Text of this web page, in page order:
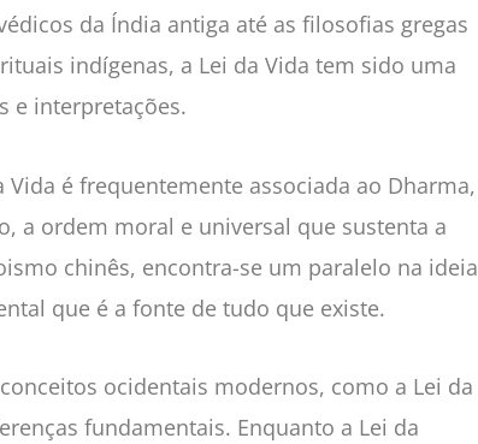
da Índia antiga até as filosofias gregas
indígenas, a Lei da Vida tem sido uma
e interpretações.
é frequentemente associada ao Dharma,
a ordem moral e universal que sustenta a
chinês, encontra-se um paralelo na ideia
que é a fonte de tudo que existe.
ocidentais modernos, como a Lei da
fundamentais. Enquanto a Lei da